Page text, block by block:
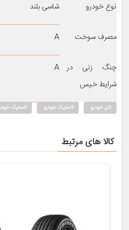
نوع خودرو شاسی بلند
مصرف سوخت A
چنگ زنی در
شرایط خیس
A
تایر خودرو لاستیک خودرو لاستیک
کالا های مرتبط